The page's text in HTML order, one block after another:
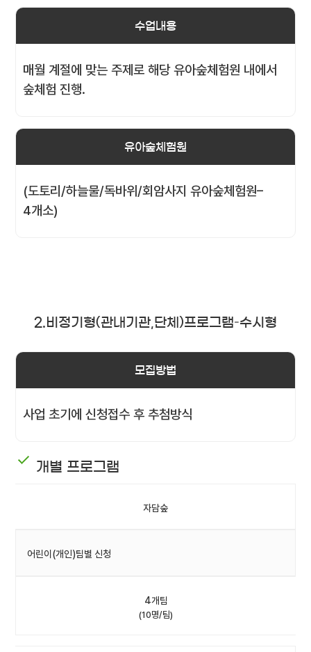
수업내용
매월 계절에 맞는 주제로 해당 유아숲체험원 내에서
숲체험 진행.
유아숲체험원
(도토리/하늘물/독바위/회암사지 유아숲체험원–
4개소)
2.비정기형(관내기관,단체)프로그램–수시형
모집방법
사업 초기에 신청접수 후 추첨방식
개별 프로그램
자담숲
어린이(개인)팀별 신청
4개팀
(10명/팀)